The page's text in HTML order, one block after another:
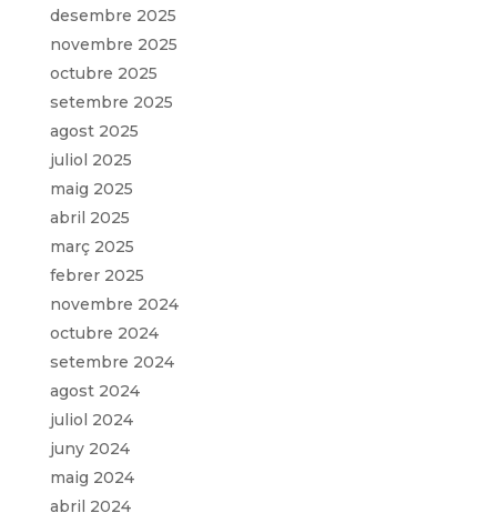
desembre 2025
novembre 2025
octubre 2025
setembre 2025
agost 2025
juliol 2025
maig 2025
abril 2025
març 2025
febrer 2025
novembre 2024
octubre 2024
setembre 2024
agost 2024
juliol 2024
juny 2024
maig 2024
abril 2024